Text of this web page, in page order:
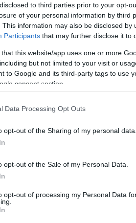
to third parties prior to your opt-
of your personal information by third
This information may also be disclosed by
Participants that may further disclose it to
that this website/app uses one or more
but not limited to your visit or
to Google and its third-party tags to use
consent section.
Data Processing Opt Outs
opt-out of the Sharing of my personal data.
opt-out of the Sale of my Personal Data.
opt-out of processing my Personal Data
την Πέμπτη 27
την Τρίτη 25
θα τις καταβάλλει
καταβάλλει την Τρίτη 25
τις καταβάλλει την Τρίτη 25
τουΕΦΚΑ θα τις
Ενόπλων Δυνάμεων,
Σώματος του Φεβρουαρίου